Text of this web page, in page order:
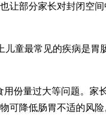
让部分家长对封闭空
童最常见的疾病是胃
份量过大等问题。家
可降低肠胃不适的风险